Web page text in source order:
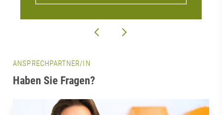
ANSPRECHPARTNER/IN
Haben Sie Fragen?